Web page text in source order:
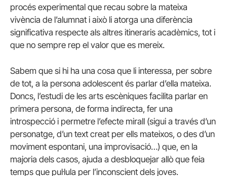
procés experimental que recau sobre la mateixa
vivència de l’alumnat i això li atorga una diferència
significativa respecte als altres itineraris acadèmics, tot i
que no sempre rep el valor que es mereix.
Sabem que si hi ha una cosa que li interessa, per sobre
de tot, a la persona adolescent és parlar d’ella mateixa.
Doncs, l’estudi de les arts escèniques facilita parlar en
primera persona, de forma indirecta, fer una
introspecció i permetre l’efecte mirall (sigui a través d’un
personatge, d’un text creat per ells mateixos, o des d’un
moviment espontani, una improvisació…) que, en la
majoria dels casos, ajuda a desbloquejar allò que feia
temps que pul·lula per l’inconscient dels joves.